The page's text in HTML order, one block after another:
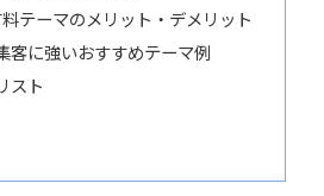
テーマのメリット・デメリット
客に強いおすすめテーマ例
スト